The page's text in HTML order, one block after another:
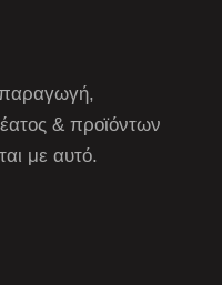
παραγωγή,
& προϊόντων
με αυτό.